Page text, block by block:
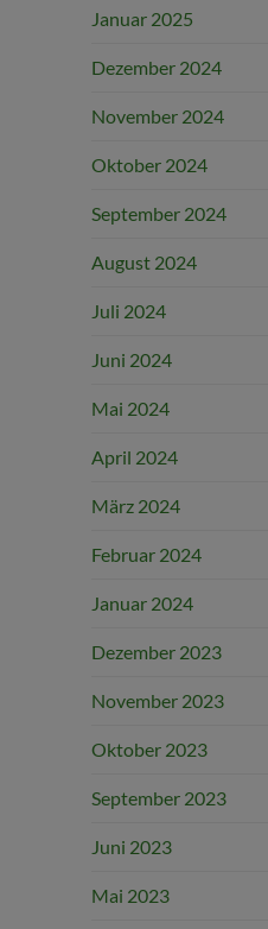
Januar 2025
Dezember 2024
November 2024
Oktober 2024
September 2024
August 2024
Juli 2024
Juni 2024
Mai 2024
April 2024
März 2024
Februar 2024
Januar 2024
Dezember 2023
November 2023
Oktober 2023
September 2023
Juni 2023
Mai 2023